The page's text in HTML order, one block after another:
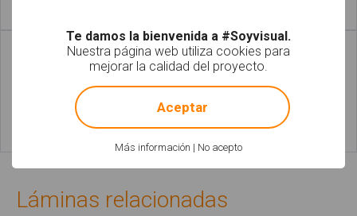
Leer más Leer más
Láminas relacionadas
Te damos la bienvenida a #Soyvisual.
Nuestra página web utiliza cookies para
mejorar la calidad del proyecto.
Más información | No acepto
! Not valid!
Aceptar